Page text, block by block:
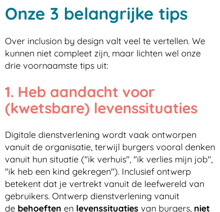
Onze 3 belangrijke tips
Over inclusion by design valt veel te vertellen. We
kunnen niet compleet zijn, maar lichten wel onze
drie voornaamste tips uit:
1. Heb aandacht voor
(kwetsbare) levenssituaties
Digitale dienstverlening wordt vaak ontworpen
vanuit de organisatie, terwijl burgers vooral denken
vanuit hun situatie ("ik verhuis", "ik verlies mijn job",
"ik heb een kind gekregen"). Inclusief ontwerp
betekent dat je vertrekt vanuit de leefwereld van
gebruikers. Ontwerp dienstverlening vanuit
de behoeften en levenssituaties van burgers, niet